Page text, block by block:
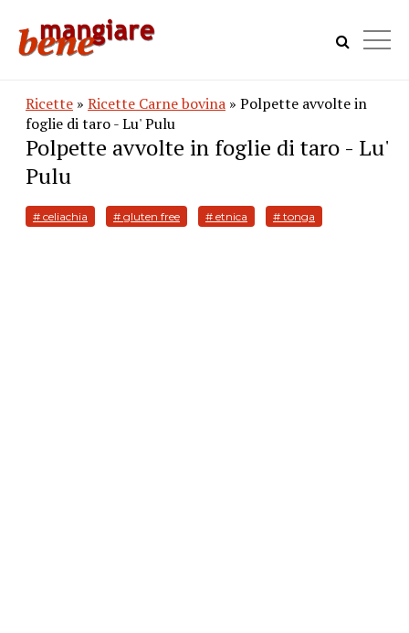
Ricette » Ricette Carne bovina » Polpette avvolte in
foglie di taro - Lu' Pulu
Polpette avvolte in foglie di taro - Lu'
Pulu
# celiachia # gluten free # etnica # tonga